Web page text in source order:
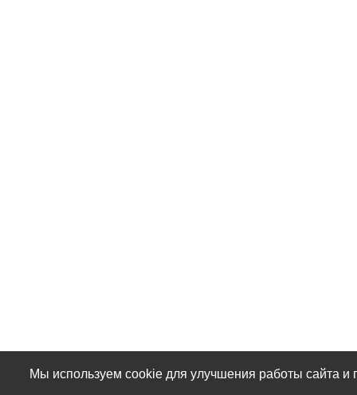
Мы используем cookie для улучшения работы сайта и